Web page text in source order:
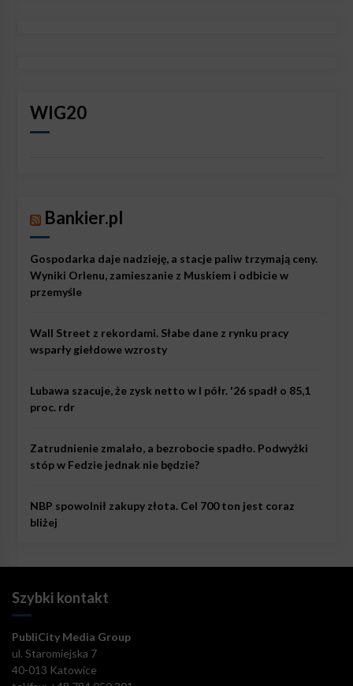
WIG20
Bankier.pl
Gospodarka daje nadzieję, a stacje paliw trzymają ceny.
Wyniki Orlenu, zamieszanie z Muskiem i odbicie w
przemyśle
Wall Street z rekordami. Słabe dane z rynku pracy
wsparły giełdowe wzrosty
Lubawa szacuje, że zysk netto w I półr. '26 spadł o 85,1
proc. rdr
Zatrudnienie zmalało, a bezrobocie spadło. Podwyżki
stóp w Fedzie jednak nie będzie?
NBP spowolnił zakupy złota. Cel 700 ton jest coraz
bliżej
Szybki kontakt
PubliCity Media Group
ul. Staromiejska 7
40-013 Katowice